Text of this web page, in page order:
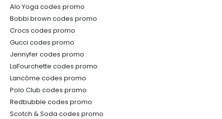
Alo Yoga codes promo
Bobbi brown codes promo
Crocs codes promo
Gucci codes promo
Jennyfer codes promo
LaFourchette codes promo
Lancôme codes promo
Polo Club codes promo
Redbubble codes promo
Scotch & Soda codes promo